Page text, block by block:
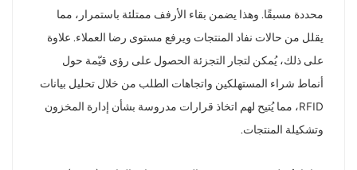
محددة مسبقًا. وهذا يضمن بقاء الأرفف ممتلئة باستمرار، مما
يقلل من حالات نفاد المنتجات ويرفع مستوى رضا العملاء. علاوة
على ذلك، يُمكن لتجار التجزئة الحصول على رؤى قيّمة حول
أنماط شراء المستهلكين واتجاهات الطلب من خلال تحليل بيانات
RFID، مما يُتيح لهم اتخاذ قرارات مدروسة بشأن إدارة المخزون
وتشكيلة المنتجات.